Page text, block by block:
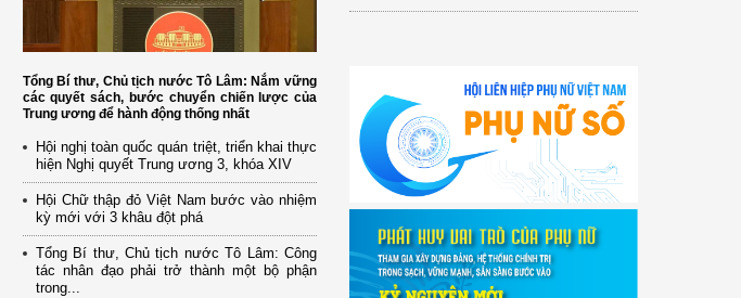
Tổng Bí thư, Chủ tịch nước Tô Lâm: Nắm vững
các quyết sách, bước chuyển chiến lược của
Trung ương để hành động thống nhất
Hội nghị toàn quốc quán triệt, triển khai thực
hiện Nghị quyết Trung ương 3, khóa XIV
Hội Chữ thập đỏ Việt Nam bước vào nhiệm
kỳ mới với 3 khâu đột phá
Tổng Bí thư, Chủ tịch nước Tô Lâm: Công
tác nhân đạo phải trở thành một bộ phận
trong...